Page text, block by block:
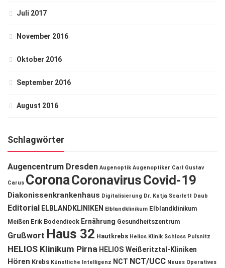
Juli 2017
November 2016
Oktober 2016
September 2016
August 2016
Schlagwörter
Augencentrum Dresden Augenoptik Augenoptiker Carl Gustav
Carus CoronaCoronavirusCovid-19
Diakonissenkrankenhaus Digitalisierung Dr. Katja Scarlett Daub
Editorial ELBLANDKLINIKEN Elblandklinikum Elblandklinikum
Meißen Erik Bodendieck Ernährung Gesundheitszentrum
Grußwort Haus 32 Hautkrebs Helios Klinik Schloss Pulsnitz
HELIOS Klinikum Pirna HELIOS Weißeritztal-Kliniken
Hören Krebs Künstliche Intelligenz NCT NCT/UCC Neues Operatives